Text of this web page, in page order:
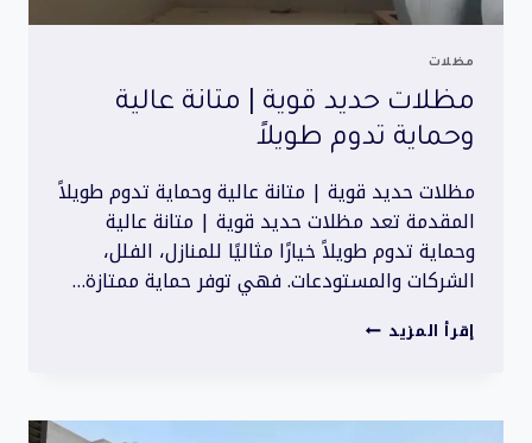
مظلات
مظلات حديد قوية | متانة عالية
وحماية تدوم طويلاً
مظلات حديد قوية | متانة عالية وحماية تدوم طويلاً
المقدمة تعد مظلات حديد قوية | متانة عالية
وحماية تدوم طويلاً خيارًا مثاليًا للمنازل، الفلل،
الشركات والمستودعات. فهي توفر حماية ممتازة…
إقرأ المزيد مظلات
متانة